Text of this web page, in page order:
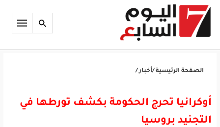
الصفحة الرئيسية /أخبار /
أوكرانيا تحرج الحكومة بكشف تورطها في
التجنيد بروسيا